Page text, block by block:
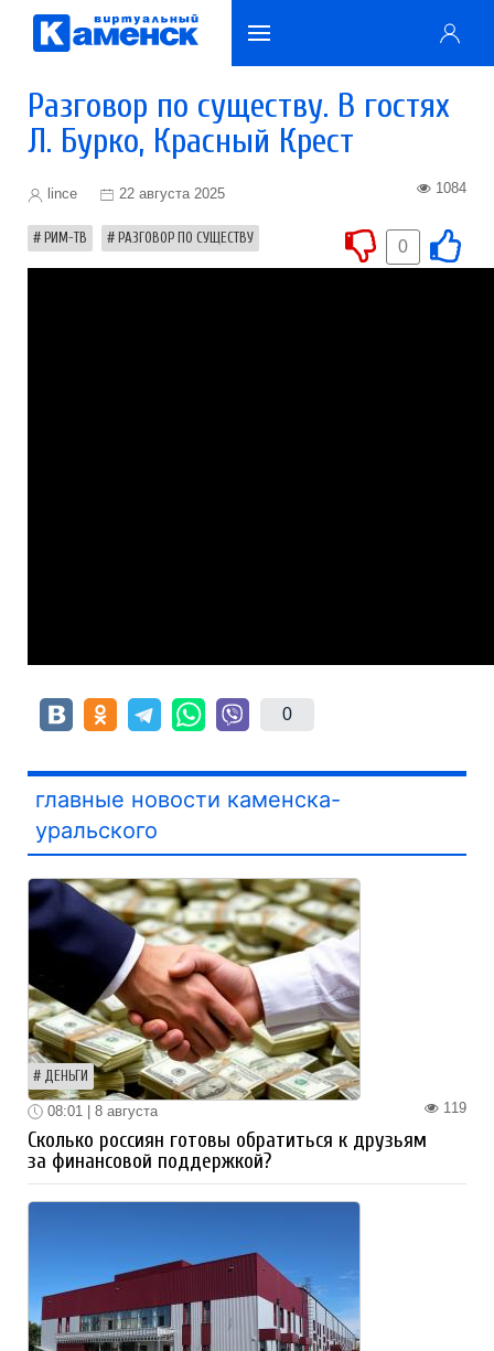
Разговор по существу. В гостях
Л. Бурко, Красный Крест
lince 22 августа 2025 1084
РИМ-ТВ РАЗГОВОР ПО СУЩЕСТВУ 0
0
главные новости каменска-
уральского
ДЕНЬГИ
119
08:01 | 8 августа
Сколько россиян готовы обратиться к друзьям
за финансовой поддержкой?